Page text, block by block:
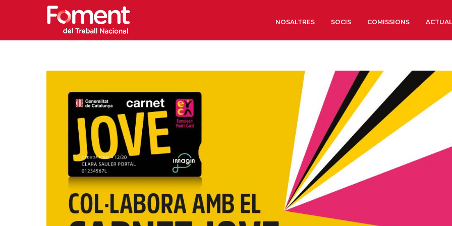
NOSALTRES
Òrgans de Govern
Òrgans Consultius
Estructura Executiva
Institut d’Estudis
Societat Barcelonesa
Econòmics i Socials
Organitzacions
SOCIS COMISSIONS